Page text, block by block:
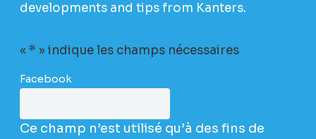
developments and tips from Kanters.
« * » indique les champs nécessaires
Facebook
Ce champ n’est utilisé qu’à des fins de